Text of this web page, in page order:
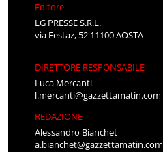
Editore
LG PRESSE S.R.L.
via Festaz, 52 11100 AOSTA
DIRETTORE RESPONSABILE
Luca Mercanti
l.mercanti@gazzettamatin.com
REDAZIONE
Alessandro Bianchet
a.bianchet@gazzettamatin.com